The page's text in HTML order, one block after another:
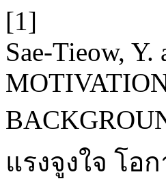
[1]
Sae-Tieow,
แรงจูงใจ โ